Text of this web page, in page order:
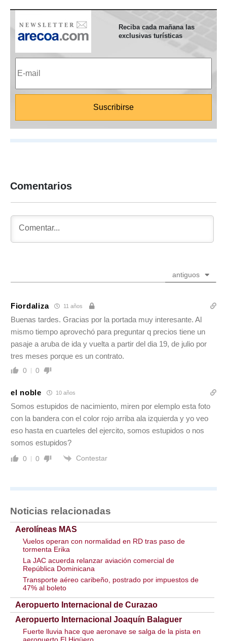
Reciba cada mañana las
exclusivas turísticas
Comentarios
antiguos
Fiordaliza 11 años
Buenas tardes. Gracias por la portada muy interesante. Al
mismo tiempo aprovechó para preguntar q precios tiene un
pasaje a aruba de ida y vuelta a partir del dia 19, de julio por
tres meses porque es un contrato.
0 0
el noble 10 años
Somos estupidos de nacimiento, miren por elemplo esta foto
con la bandera con el color rojo arriba ala izquierda y yo veo
eso hasta en cuarteles del ejercito, somos estupidos o nos
somos estupidos?
0 0 Contestar
Noticias relacionadas
Aerolíneas MAS
Vuelos operan con normalidad en RD tras paso de
tormenta Erika
La JAC acuerda relanzar aviación comercial de
República Dominicana
Transporte aéreo caribeño, postrado por impuestos de
47% al boleto
Aeropuerto Internacional de Curazao
Aeropuerto Internacional Joaquín Balaguer
Fuerte lluvia hace que aeronave se salga de la pista en